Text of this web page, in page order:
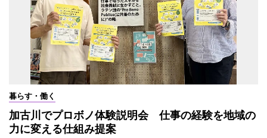
暮らす・働く
加古川でプロボノ体験説明会 仕事の経験を地域の
力に変える仕組み提案